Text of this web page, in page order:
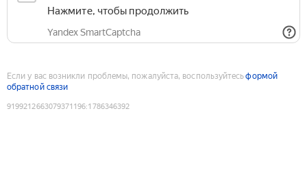
Нажмите, чтобы продолжить
Yandex SmartCaptcha
Если у вас возникли проблемы, пожалуйста, воспользуйтесьформой
обратной связи
9199212663079371196:1786346392